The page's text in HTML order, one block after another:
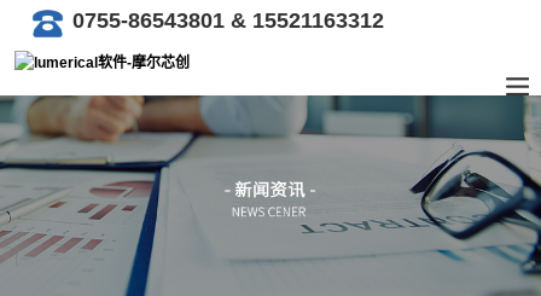
0755-86543801 & 15521163312